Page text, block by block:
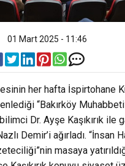
01 Mart 2025 - 11:46
her hafta İspirtohane
“Bakırköy
Dr. Ayşe Kaşıkırık ile
Demir’i ağırladı. “İnsan
masaya